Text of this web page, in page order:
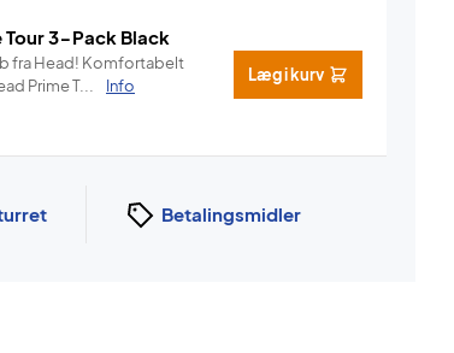
Tour 3-Pack Black
Komfortabelt
Prime T...
Info
Læg i kurv
Betalingsmidler